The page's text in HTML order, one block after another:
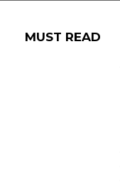
MUST READ